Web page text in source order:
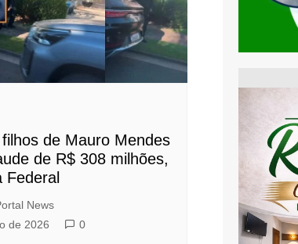
de Mauro Mendes
de R$ 308 milhões,
Federal
News
de 2026
0